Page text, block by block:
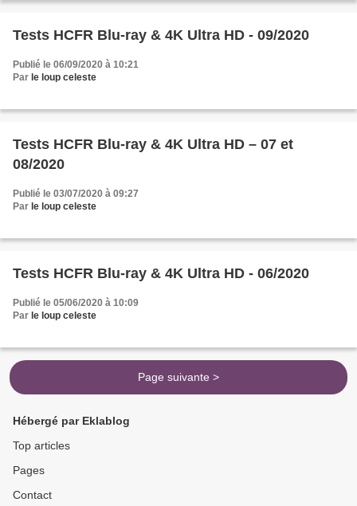
Tests HCFR Blu-ray & 4K Ultra HD - 09/2020
Publié le 06/09/2020 à 10:21
Par le loup celeste
Tests HCFR Blu-ray & 4K Ultra HD – 07 et
08/2020
Publié le 03/07/2020 à 09:27
Par le loup celeste
Tests HCFR Blu-ray & 4K Ultra HD - 06/2020
Publié le 05/06/2020 à 10:09
Par le loup celeste
Page suivante >
Hébergé par Eklablog
Top articles
Pages
Contact